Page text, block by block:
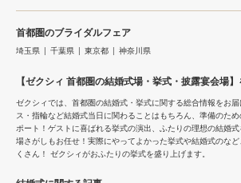
首都圏のブライダルフェア
埼玉県 千葉県 東京都 神奈川県
【ゼクシィ 首都圏の結婚式場・挙式・披露宴会場
ゼクシィでは、首都圏の結婚式・挙式に関する総合情報をお
ス・指輪など結婚式当日に関わることはもちろん、準備のた
ポート！ゲストに喜ばれる挙式の演出、ふたりの理想の結婚
場さがしもお任せ！実際にやってよかった挙式や結婚式のな
くさん！ ゼクシィがおふたりの挙式を盛り上げます。